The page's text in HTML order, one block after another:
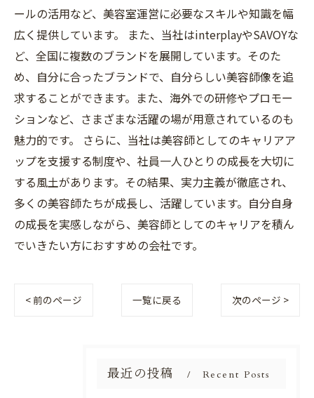
ールの活用など、美容室運営に必要なスキルや知識を幅
広く提供しています。 また、当社はinterplayやSAVOYな
ど、全国に複数のブランドを展開しています。そのた
め、自分に合ったブランドで、自分らしい美容師像を追
求することができます。また、海外での研修やプロモー
ションなど、さまざまな活躍の場が用意されているのも
魅力的です。 さらに、当社は美容師としてのキャリアア
ップを支援する制度や、社員一人ひとりの成長を大切に
する風土があります。その結果、実力主義が徹底され、
多くの美容師たちが成長し、活躍しています。自分自身
の成長を実感しながら、美容師としてのキャリアを積ん
でいきたい方におすすめの会社です。
< 前のページ 一覧に戻る 次のページ >
最近の投稿 Recent Posts